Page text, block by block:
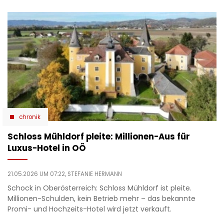
chronik
Schloss Mühldorf pleite: Millionen-Aus für
Luxus-Hotel in OÖ
21.05.2026 UM 07:22, STEFANIE HERMANN
Schock in Oberösterreich: Schloss Mühldorf ist pleite.
Millionen-Schulden, kein Betrieb mehr – das bekannte
Promi- und Hochzeits-Hotel wird jetzt verkauft.